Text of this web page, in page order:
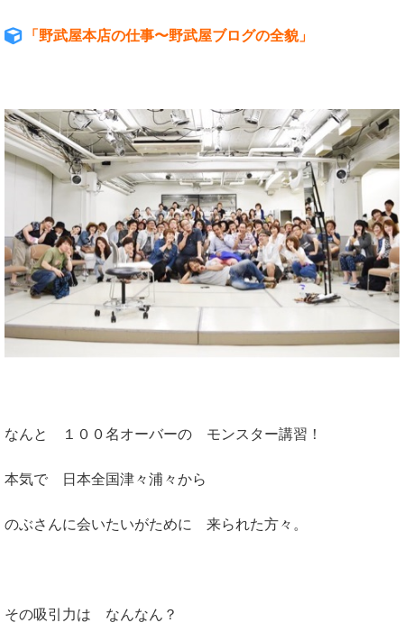
「野武屋本店の仕事〜野武屋ブログの全貌」
なんと １００名オーバーの モンスター講習！
本気で 日本全国津々浦々から
のぶさんに会いたいがために 来られた方々。
その吸引力は なんなん？